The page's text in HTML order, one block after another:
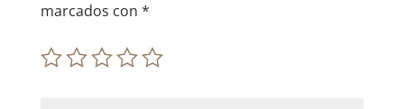
marcados con *